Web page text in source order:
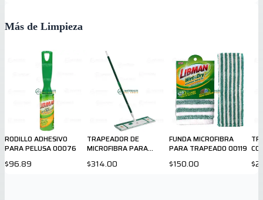
Más de Limpieza
RODILLO ADHESIVO
PARA PELUSA 00076
$96.89
TRAPEADOR DE
MICROFIBRA PARA
$314.00
FUNDA MICROFIBRA
PARA TRAPEADO 00119
$150.00